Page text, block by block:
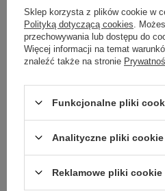
przybliżenie tkanek
w chirurgii
neurochirurgii
u pacjentów
składniki szwu
Sklep korzysta z plików cookie w
Polityką dotyczącą cookies .
przechowywania lub dostępu do
Więcej informacji na temat
znaleźć także na stronie
Funkcjonalne pliki
Analityczne pliki cookie
Reklamowe pliki cookie